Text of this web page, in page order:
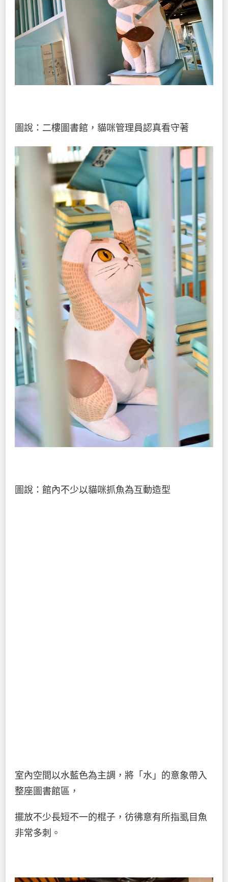
圖說：二樓圖書館，貓咪管理員認真看守著
圖說：館內不少以貓咪抓魚為互動造型
室內空間以水藍色為主調，將「水」的意象帶入
整座圖書館區，
擺放不少長短不一的棍子，彷彿意有所指虱目魚
非常多刺。